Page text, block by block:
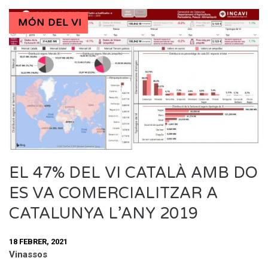
MÓN DEL VI
EL 47% DEL VI CATALÀ AMB DO
ES VA COMERCIALITZAR A
CATALUNYA L’ANY 2019
18 FEBRER, 2021
Vinassos